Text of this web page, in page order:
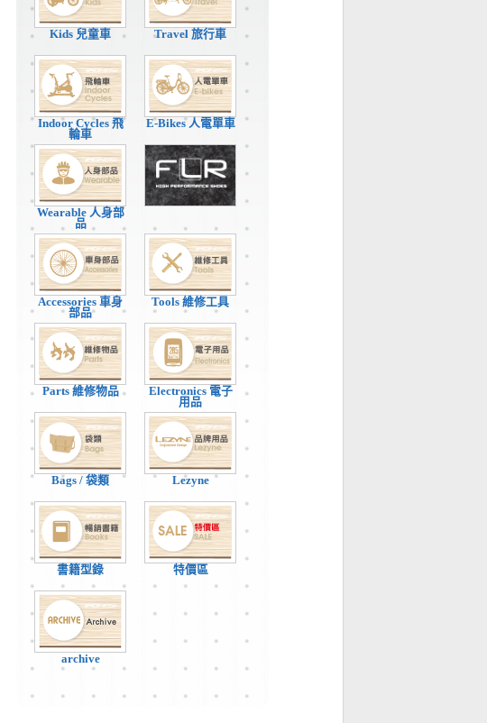
Kids 兒童車 Travel 旅行車
Indoor Cycles 飛
輪車
E-Bikes 人電單車
Wearable 人身部
品
Accessories 車身
部品
Tools 維修工具
Parts 維修物品
Electronics 電子
用品
Bags / 袋類 Lezyne
書籍型錄 特價區
archive